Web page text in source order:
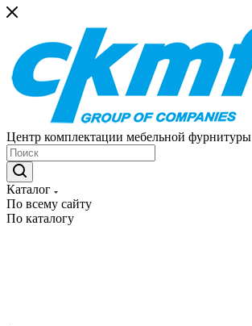
Центр комплектации мебельной фурнитуры
Каталог
По всему сайту
По каталогу